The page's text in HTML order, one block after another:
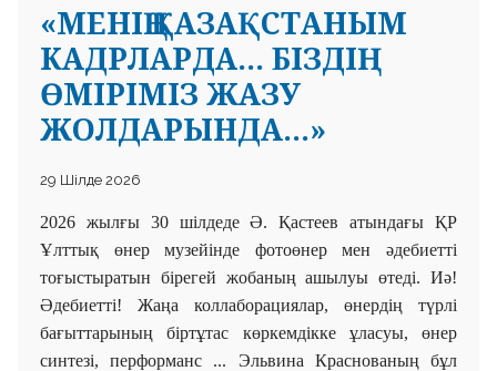
«МЕНІҢ ҚАЗАҚСТАНЫМ
КАДРЛАРДА... БІЗДІҢ
ӨМІРІМІЗ ЖАЗУ
ЖОЛДАРЫНДА...»
29 Шілде 2026
2026 жылғы 30 шілдеде Ә. Қастеев атындағы ҚР
Ұлттық өнер музейінде фотоөнер мен әдебиетті
тоғыстыратын бірегей жобаның ашылуы өтеді. Иә!
Әдебиетті! Жаңа коллаборациялар, өнердің түрлі
бағыттарының біртұтас көркемдікке ұласуы, өнер
синтезі, перформанс ... Эльвина Краснованың бұл